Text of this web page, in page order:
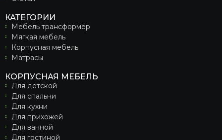
КАТЕГОРИИ
Мебель трансформер
Мягкая мебель
Корпусная мебель
Матрасы
КОРПУСНАЯ МЕБЕЛЬ
Для детской
Для спальни
Для кухни
Для прихожей
Для ванной
Для гостиной